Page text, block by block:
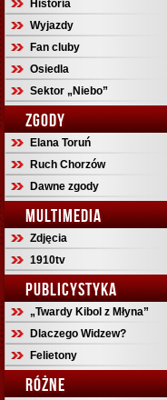
Historia
Wyjazdy
Fan cluby
Osiedla
Sektor „Niebo”
ZGODY
Elana Toruń
Ruch Chorzów
Dawne zgody
MULTIMEDIA
Zdjęcia
1910tv
PUBLICYSTYKA
„Twardy Kibol z Młyna”
Dlaczego Widzew?
Felietony
RÓŻNE